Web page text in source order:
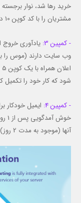
خرید رها شد، نوار
مشتریان را با کد کوپن 10 درصد جلب کند.
- کمپین 3:
یادآوری
وب سایت دارند (موس را
شود که کار خود را
- کمپین 4: ایمیل خودکار
آنها (موجود به مدت 2 روز) در صورتی که هنوز خریدی انجام نداده اند.